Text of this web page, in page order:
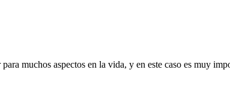
muchos aspectos en la vida, y en este caso es muy